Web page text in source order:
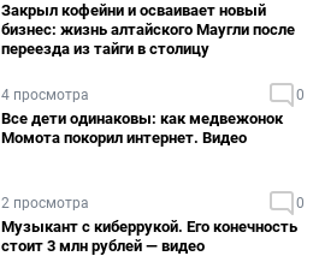
Закрыл кофейни и осваивает новый
бизнес: жизнь алтайского Маугли после
переезда из тайги в столицу
4 просмотра 0
Все дети одинаковы: как медвежонок
Момота покорил интернет. Видео
2 просмотра 0
Музыкант с киберрукой. Его конечность
стоит 3 млн рублей — видео